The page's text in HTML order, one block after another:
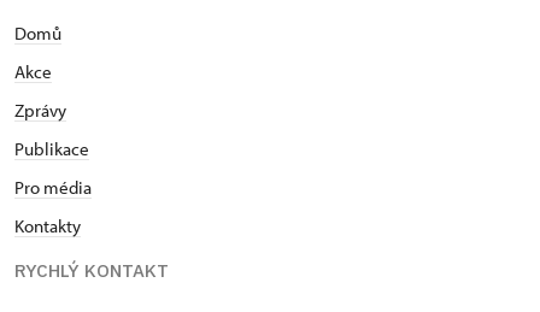
Domů
Akce
Zprávy
Publikace
Pro média
Kontakty
RYCHLÝ KONTAKT